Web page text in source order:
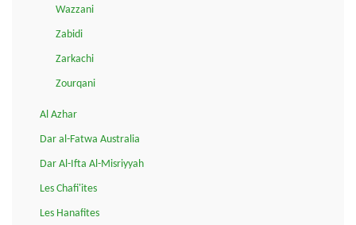
Wazzani
Zabidi
Zarkachi
Zourqani
Al Azhar
Dar al-Fatwa Australia
Dar Al-Ifta Al-Misriyyah
Les Chafi'ites
Les Hanafites